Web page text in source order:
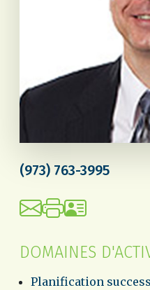
(973) 763-3995
DOMAINES
Planification